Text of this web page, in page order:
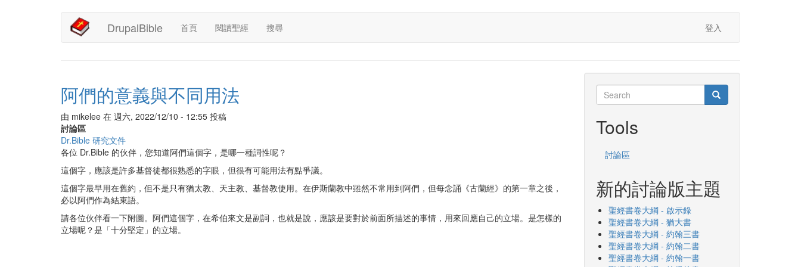
DrupalBible
Main
navigation
首頁 閱讀聖經 搜尋
User
account
登入
阿們的意義與不同用法
由 mikelee 在 週六, 2022/12/10 - 12:55 投稿
討論區
Dr.Bible 研究文件
各位 Dr.Bible 的伙伴，您知道阿們這個字，是哪一種詞性呢？
這個字，應該是許多基督徒都很熟悉的字眼，但很有可能用法有點爭議。
這個字最早用在舊約，但不是只有猶太教、天主教、基督教使用。在伊斯蘭教中雖然不常用到阿們，但每念誦《古蘭經》的第一章之後，
必以阿們作為結束語。
請各位伙伴看一下附圖。阿們這個字，在希伯來文是副詞，也就是說，應該是要對於前面所描述的事情，用來回應自己的立場。是怎樣的
立場呢？是「十分堅定」的立場。
Search
Search Search
Tools
討論區
新的討論版主題
聖經書卷大綱 - 啟示錄
聖經書卷大綱 - 猶大書
聖經書卷大綱 - 約翰三書
聖經書卷大綱 - 約翰二書
聖經書卷大綱 - 約翰一書